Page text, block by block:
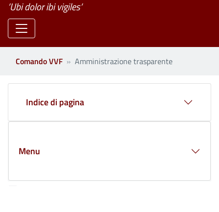
’Ubi dolor ibi vigiles’
Comando VVF Amministrazione trasparente
Indice di pagina
Menu